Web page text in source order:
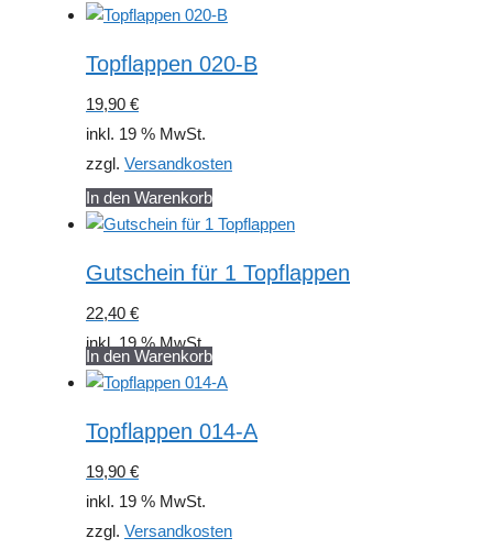
Topflappen 020-B
19,90 €
inkl. 19 % MwSt.
zzgl. Versandkosten
In den Warenkorb
Gutschein für 1 Topflappen
22,40 €
inkl. 19 % MwSt.
In den Warenkorb
Topflappen 014-A
19,90 €
inkl. 19 % MwSt.
zzgl. Versandkosten